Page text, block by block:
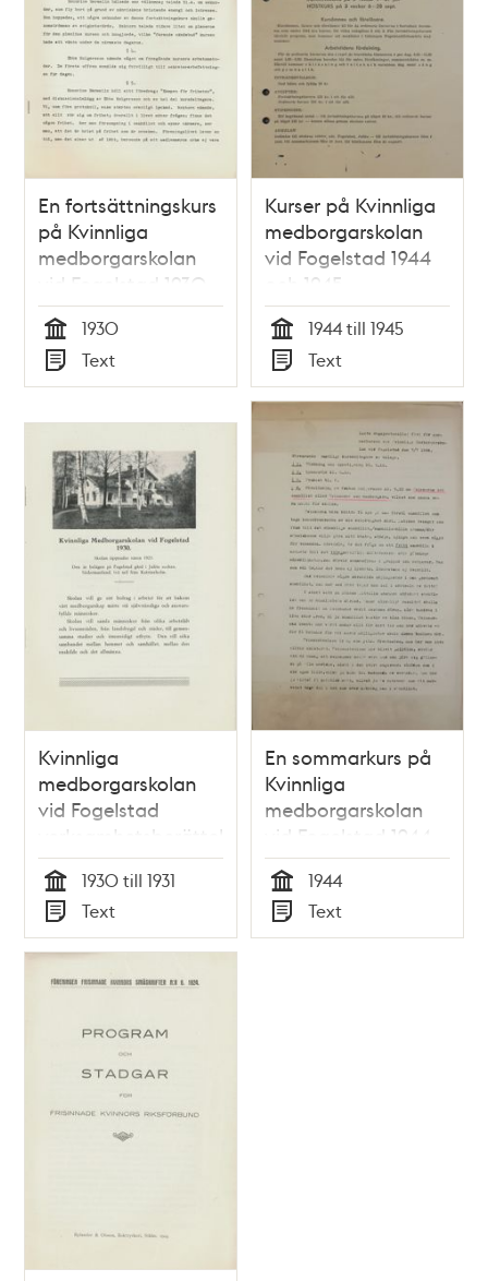
En fortsättningskurs
på Kvinnliga
medborgarskolan
vid Fogelstad 1930
Tid
1930
Typ
Text
Kurser på Kvinnliga
medborgarskolan
vid Fogelstad 1944
och 1945
Tid
1944 till 1945
Typ
Text
Kvinnliga
medborgarskolan
vid Fogelstad
verksamhetsberättelse
1930
Tid
1930 till 1931
Typ
Text
En sommarkurs på
Kvinnliga
medborgarskolan
vid Fogelstad 1944
Tid
1944
Typ
Text